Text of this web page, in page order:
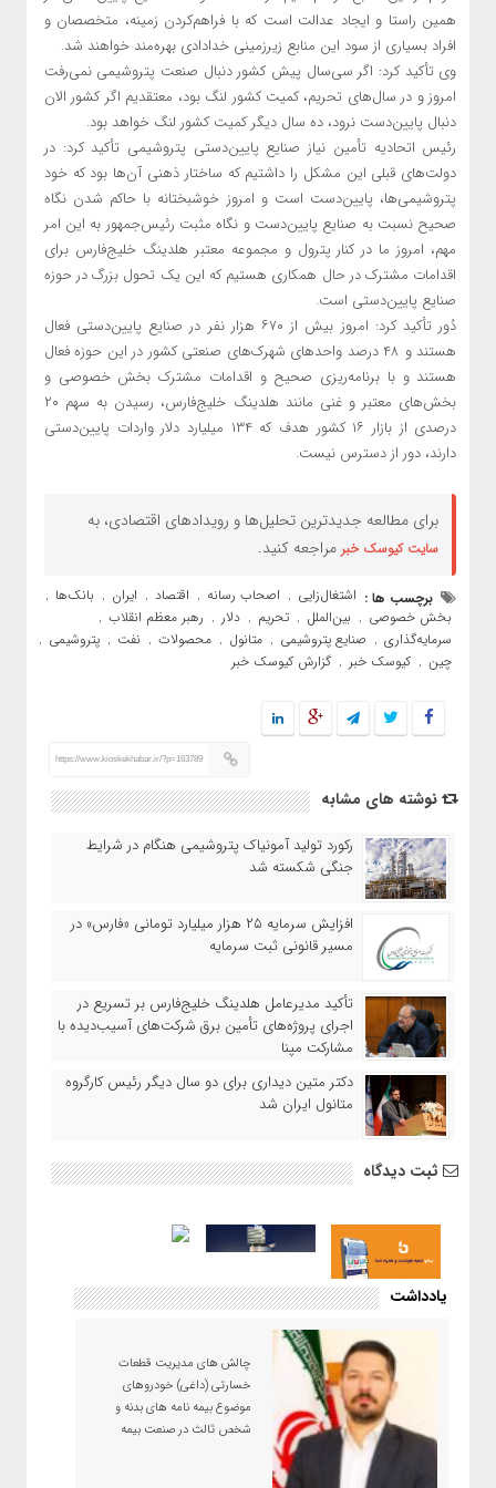
همین راستا و ایجاد عدالت است که با فراهم‌کردن زمینه، متخصصان و
افراد بسیاری از سود این منابع زیرزمینی خدادادی بهره‌مند خواهند شد.
وی تأکید کرد: اگر سی‌سال پیش کشور دنبال صنعت پتروشیمی نمی‌رفت
امروز و در سال‌های تحریم، کمیت کشور لنگ بود، معتقدیم اگر کشور الان
دنبال پایین‌دست نرود، ده سال دیگر کمیت کشور لنگ خواهد بود.
رئیس اتحادیه تأمین نیاز صنایع پایین‌دستی پتروشیمی تأکید کرد: در
دولت‌های قبلی این مشکل را داشتیم که ساختار ذهنی آن‌ها بود که خود
پتروشیمی‌ها، پایین‌دست است و امروز خوشبختانه با حاکم شدن نگاه
صحیح نسبت به صنایع پایین‌دست و نگاه مثبت رئیس‌جمهور به این امر
مهم، امروز ما در کنار پترول و مجموعه معتبر هلدینگ خلیج‌فارس برای
اقدامات مشترک در حال همکاری هستیم که این یک تحول بزرگ در حوزه
صنایع پایین‌دستی است.
دُور تأکید کرد: امروز بیش از ۶۷۰ هزار نفر در صنایع پایین‌دستی فعال
هستند و ۴۸ درصد واحدهای شهرک‌های صنعتی کشور در این حوزه فعال
هستند و با برنامه‌ریزی صحیح و اقدامات مشترک بخش خصوصی و
بخش‌های معتبر و غنی مانند هلدینگ خلیج‌فارس، رسیدن به سهم ۲۰
درصدی از بازار ۱۶ کشور هدف که ۱۳۴ میلیارد دلار واردات پایین‌دستی
دارند، دور از دسترس نیست.
برای مطالعه جدیدترین تحلیل‌ها و رویدادهای اقتصادی، به
سایت کیوسک خبر مراجعه کنید.
برچسب ها : اشتغال‌زایی , اصحاب رسانه , اقتصاد , ایران , بانک‌ها ,
بخش خصوصی , بین‌الملل , تحریم , دلار , رهبر معظم انقلاب ,
سرمایه‌گذاری , صنایع پتروشیمی , متانول , محصولات , نفت , پتروشیمی ,
چین , کیوسک خبر , گزارش کیوسک خبر
https://www.kioskekhabar.ir/?p=163789
نوشته های مشابه
رکورد تولید آمونیاک پتروشیمی هنگام در شرایط
جنگی شکسته شد
افزایش سرمایه ۲۵ هزار میلیارد تومانی «فارس» در
مسیر قانونی ثبت سرمایه
تأکید مدیرعامل هلدینگ خلیج‌فارس بر تسریع در
اجرای پروژه‌های تأمین برق شرکت‌های آسیب‌دیده با
مشارکت مپنا
دکتر متین دیداری برای دو سال دیگر رئیس کارگروه
متانول ایران شد
ثبت دیدگاه
یادداشت
چالش های مدیریت قطعات
خسارتی (داغی) خودروهای
موضوع بیمه نامه های بدنه و
شخص ثالث در صنعت بیمه